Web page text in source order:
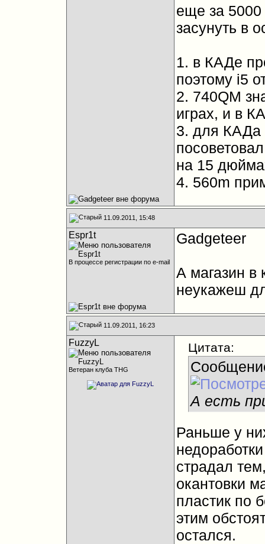
еще за 5000
засунуть в
1. в КАДе
поэтому i5
2. 740QM
играх, и в
3. для КАДа
на 15
4. 560m
11.09.2011, 15:48
Espr1t
В процессе регистрации по e-mail
Gadgeteer
А магазин в
неукажеш
11.09.2011, 16:23
FuzzyL
Ветеран клуба THG
Цитата:
А есть
Раньше у
страдал
окантовки
пластик по
этим
остался.